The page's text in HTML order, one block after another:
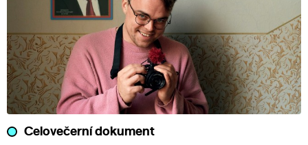
Celovečerní dokument